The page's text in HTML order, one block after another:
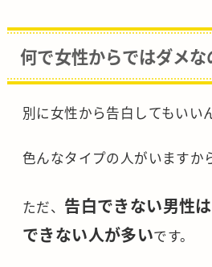
何で女性からではダメな
別に女性から告白してもいい
色んなタイプの人がいますか
ただ、 告白できない男性
できない人が多いです。